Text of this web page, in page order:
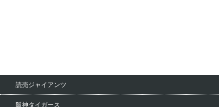
読売ジャイアンツ
阪神タイガース